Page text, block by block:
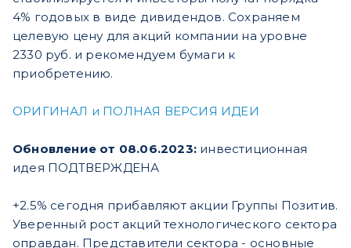
4% годовых в виде дивидендов. Сохраняем
целевую цену для акций компании на уровне
2330 руб. и рекомендуем бумаги к
приобретению.
ОРИГИНАЛ и ПОЛНАЯ ВЕРСИЯ ИДЕИ
Обновление от 08.06.2023: инвестиционная
идея ПОДТВЕРЖДЕНА
+2.5% сегодня прибавляют акции Группы Позитив.
Уверенный рост акций технологического сектора
оправдан. Представители сектора - основные